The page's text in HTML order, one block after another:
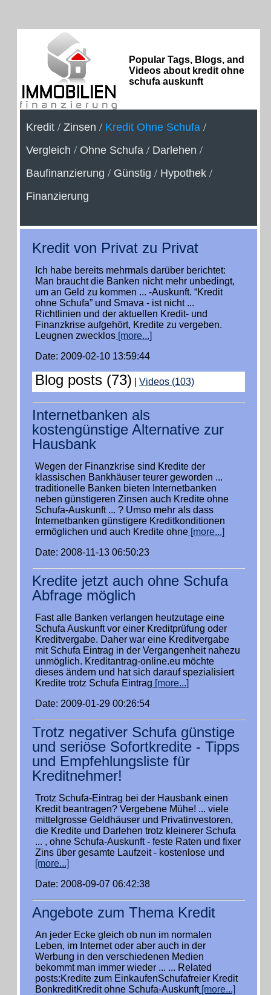
Popular Tags, Blogs, and
Videos about kredit ohne
schufa auskunft
Kredit / Zinsen / Kredit Ohne Schufa /
Vergleich / Ohne Schufa / Darlehen /
Baufinanzierung / Günstig / Hypothek /
Finanzierung
Kredit von Privat zu Privat
Ich habe bereits mehrmals darüber berichtet:
Man braucht die Banken nicht mehr unbedingt,
um an Geld zu kommen ... -Auskunft. “Kredit
ohne Schufa” und Smava - ist nicht ...
Richtlinien und der aktuellen Kredit- und
Finanzkrise aufgehört, Kredite zu vergeben.
Leugnen zwecklos [more...]
Date: 2009-02-10 13:59:44
Blog posts (73) Videos (103)
Internetbanken als
kostengünstige Alternative zur
Hausbank
Wegen der Finanzkrise sind Kredite der
klassischen Bankhäuser teurer geworden ...
traditionelle Banken bieten Internetbanken
neben günstigeren Zinsen auch Kredite ohne
Schufa-Auskunft ... ? Umso mehr als dass
Internetbanken günstigere Kreditkonditionen
ermöglichen und auch Kredite ohne [more...]
Date: 2008-11-13 06:50:23
Kredite jetzt auch ohne Schufa
Abfrage möglich
Fast alle Banken verlangen heutzutage eine
Schufa Auskunft vor einer Kreditprüfung oder
Kreditvergabe. Daher war eine Kreditvergabe
mit Schufa Eintrag in der Vergangenheit nahezu
unmöglich. Kreditantrag-online.eu möchte
dieses ändern und hat sich darauf spezialisiert
Kredite trotz Schufa Eintrag [more...]
Date: 2009-01-29 00:26:54
Trotz negativer Schufa günstige
und seriöse Sofortkredite - Tipps
und Empfehlungsliste für
Kreditnehmer!
Trotz Schufa-Eintrag bei der Hausbank einen
Kredit beantragen? Vergebene Mühe! ... viele
mittelgrosse Geldhäuser und Privatinvestoren,
die Kredite und Darlehen trotz kleinerer Schufa
... , ohne Schufa-Auskunft - feste Raten und fixer
Zins über gesamte Laufzeit - kostenlose und
[more...]
Date: 2008-09-07 06:42:38
Angebote zum Thema Kredit
An jeder Ecke gleich ob nun im normalen
Leben, im Internet oder aber auch in der
Werbung in den verschiedenen Medien
bekommt man immer wieder ... ... Related
posts:Kredite zum EinkaufenSchufafreier Kredit
BonkreditKredit ohne Schufa-Auskunft[more...]